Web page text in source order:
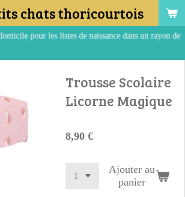
chats thoricourtois
pour les listes de naissance dans un rayon de
Trousse Scolaire
Licorne Magique
8,90 €
Ajouter au
panier